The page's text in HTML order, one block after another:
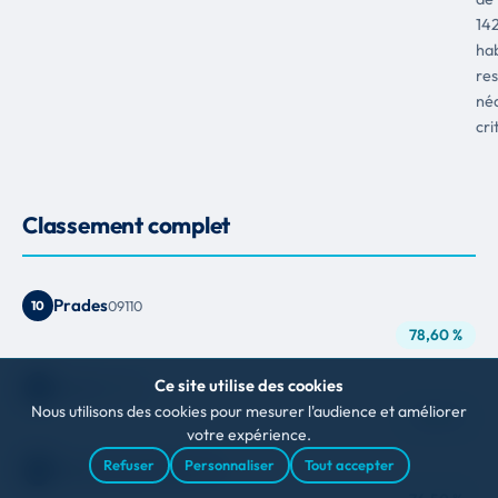
Classement complet
10 Prades09110
78,60 %
77,80 %
Mérens-Les-Vals 09110
Ce site utilise des cookies
Nous utilisons des cookies pour mesurer l'audience et améliorer
votre expérience.
Refuser Personnaliser Tout accepter